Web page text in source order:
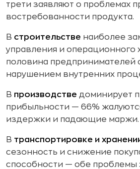
трети заявляют о проблемах
востребованности продукта.
В строительстве наиболее
управления и операционного
половина предпринимателей
нарушением внутренних
В производстве доминирует
прибыльности — 66%
издержки и падающие маржи.
В транспортировке и
сезонность и снижение
способности — обе проблемы